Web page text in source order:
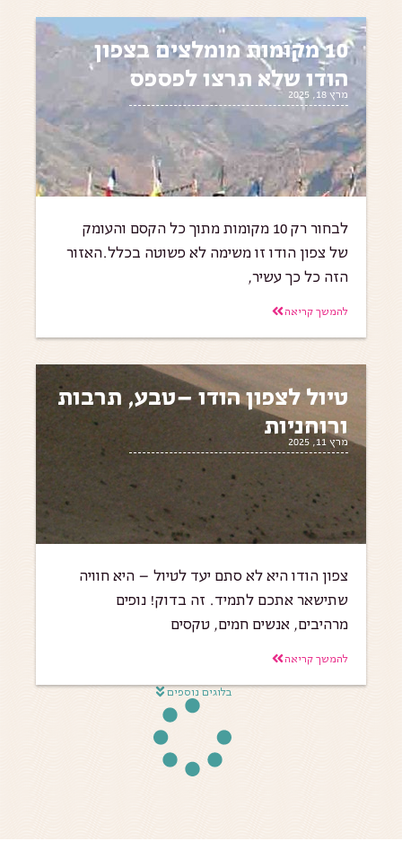
10 מקומות מומלצים בצפון
הודו שלא תרצו לפספס
מרץ 18, 2025
לבחור רק 10 מקומות מתוך כל הקסם והעומק
של צפון הודו זו משימה לא פשוטה בכלל.האזור
הזה כל כך עשיר,
להמשך קריאה
טיול לצפון הודו –טבע, תרבות
ורוחניות
מרץ 11, 2025
צפון הודו היא לא סתם יעד לטיול – היא חוויה
שתישאר אתכם לתמיד. זה בדוק! נופים
מרהיבים, אנשים חמים, טקסים
להמשך קריאה
בלוגים נוספים